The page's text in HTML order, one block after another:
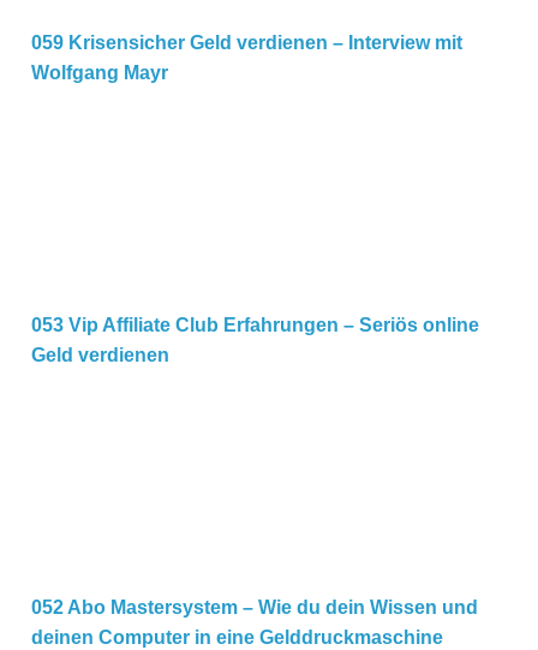
059 Krisensicher Geld verdienen – Interview mit
Wolfgang Mayr
053 Vip Affiliate Club Erfahrungen – Seriös online
Geld verdienen
052 Abo Mastersystem – Wie du dein Wissen und
deinen Computer in eine Gelddruckmaschine